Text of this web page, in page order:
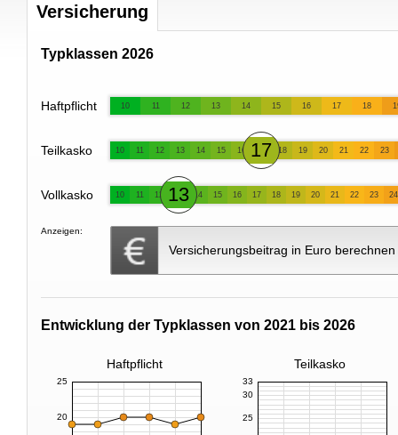
Versicherung
Typklassen 2026
Haftpflicht 10 11 12 13 14 15 16 17 18
Teilkasko 10 11 12 13 14 15 16 17 18 19 20 21 22 23
Vollkasko 10 11 12 13 14 15 16 17 18 19 20 21 22 23 24
Anzeigen:
Versicherungsbeitrag in Euro berechnen
Entwicklung der Typklassen von 2021 bis 2026
Haftpflicht Teilkasko
20
25
25
30
33